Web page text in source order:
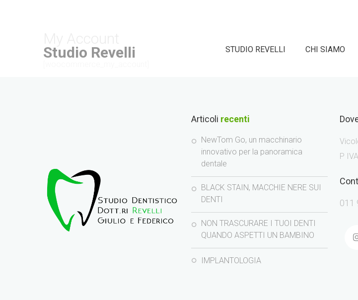
Studio Revelli STUDIO REVELLI CHI SIAMO
Articoli recenti
NewTom Go, un macchinario
innovativo per la panoramica
dentale
BLACK STAIN, MACCHIE NERE SUI
DENTI
NON TRASCURARE I TUOI DENTI
QUANDO ASPETTI UN BAMBINO
IMPLANTOLOGIA
P
011